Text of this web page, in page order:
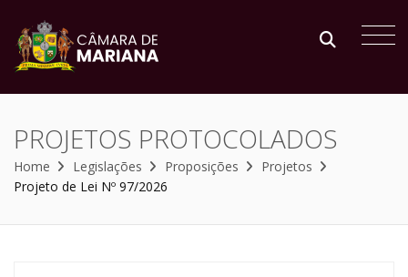
PROJETOS PROTOCOLADOS
Home Legislações Proposições
Projetos
Projeto de Lei Nº 97/2026